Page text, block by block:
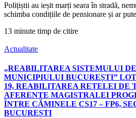
Polițiștii au ieșit marți seara în stradă,
schimba condițiile de pensionare și ar
13 minute timp de citire
Actualitate
„REABILITAREA SISTEMULUI
MUNICIPIULUI BUCUREȘTI”
19, REABILITAREA REȚELEI DE
AFERENTE MAGISTRALEI
ÎNTRE CĂMINELE CS17 – FP6,
BUCUREȘTI